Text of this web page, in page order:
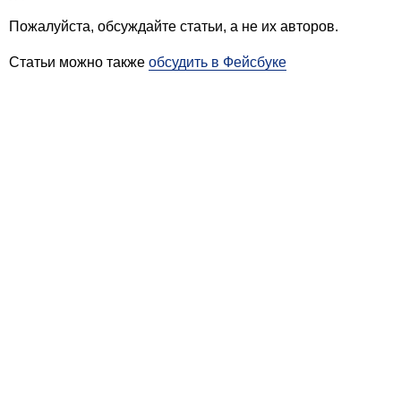
Пожалуйста, обсуждайте статьи, а не их авторов.
Статьи можно также обсудить в Фейсбуке